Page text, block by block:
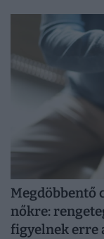
juttatásáról.
Megdöbbentő
nőkre:
figyelnek erre